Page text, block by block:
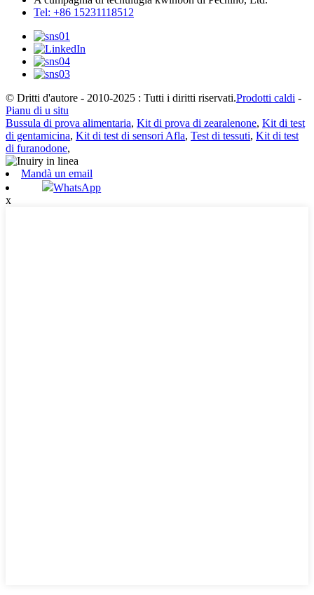
Tel: +86 15231118512
© Dritti d'autore - 2010-2025 : Tutti i diritti riservati.Prodotti caldi -
Pianu di u situ
Bussula di prova alimentaria, Kit di prova di zearalenone, Kit di test
di gentamicina, Kit di test di sensori Afla, Test di tessuti, Kit di test
di furanodone,
Mandà un email
WhatsApp
x